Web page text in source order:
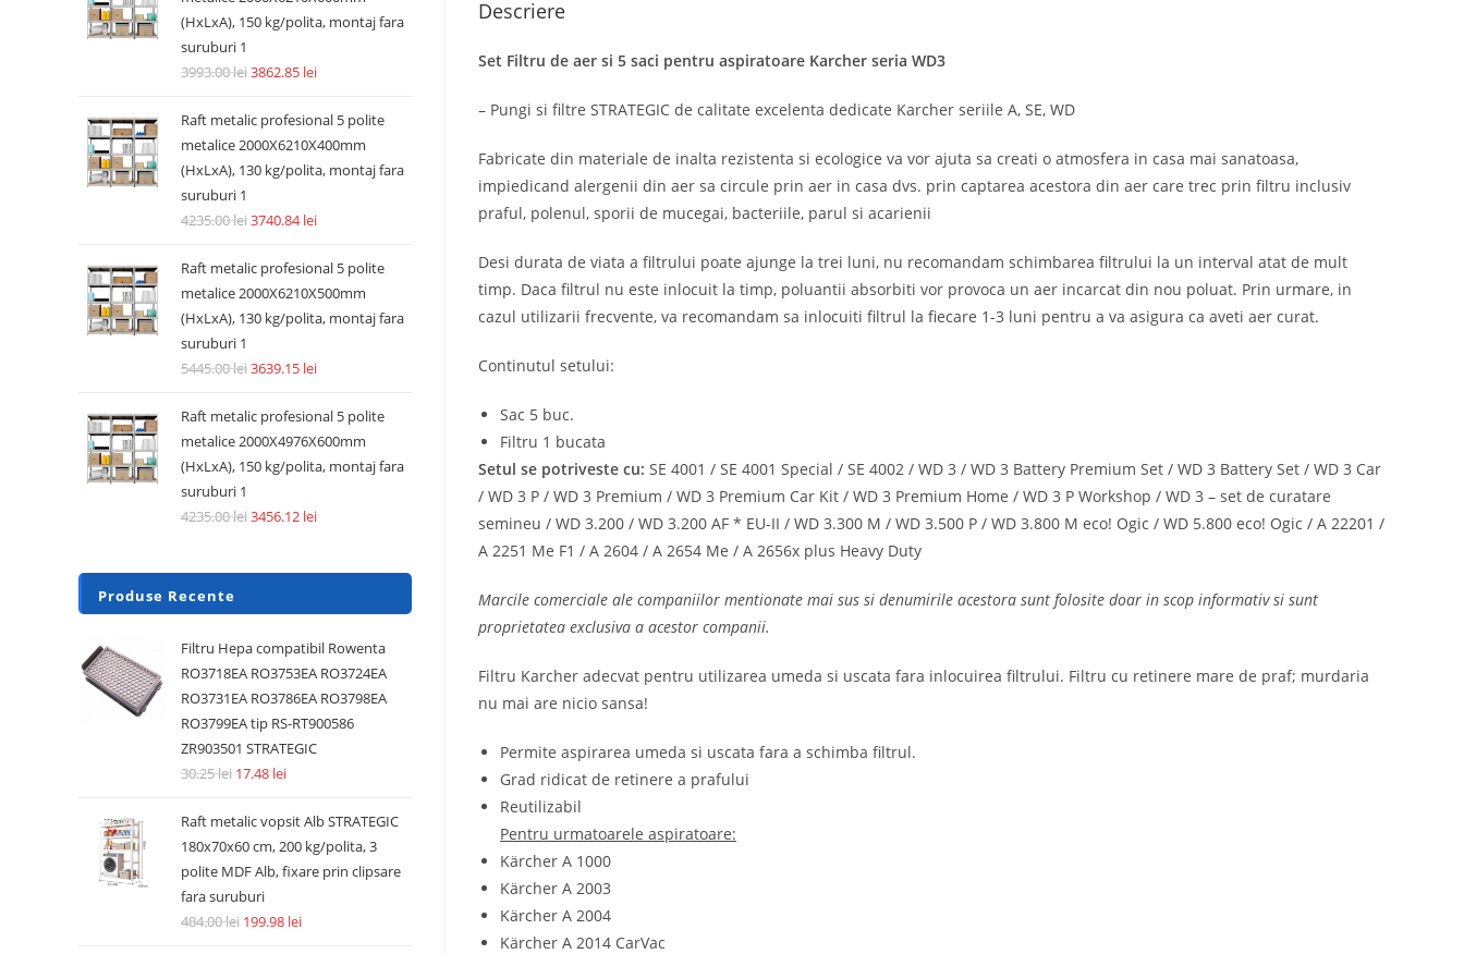
Descriere
Set Filtru de aer si 5 saci pentru aspiratoare Karcher seria WD3
– Pungi si filtre STRATEGIC de calitate excelenta dedicate Karcher seriile A, SE, WD
Fabricate din materiale de inalta rezistenta si ecologice va vor ajuta sa creati o atmosfera in casa mai sanatoasa,
impiedicand alergenii din aer sa circule prin aer in casa dvs. prin captarea acestora din aer care trec prin filtru inclusiv
praful, polenul, sporii de mucegai, bacteriile, parul si acarienii
Desi durata de viata a filtrului poate ajunge la trei luni, nu recomandam schimbarea filtrului la un interval atat de mult
timp. Daca filtrul nu este inlocuit la timp, poluantii absorbiti vor provoca un aer incarcat din nou poluat. Prin urmare, in
cazul utilizarii frecvente, va recomandam sa inlocuiti filtrul la fiecare 1-3 luni pentru a va asigura ca aveti aer curat.
Continutul setului:
Sac 5 buc.
Filtru 1 bucata
Setul se potriveste cu: SE 4001 / SE 4001 Special / SE 4002 / WD 3 / WD 3 Battery Premium Set / WD 3 Battery Set / WD 3 Car
/ WD 3 P / WD 3 Premium / WD 3 Premium Car Kit / WD 3 Premium Home / WD 3 P Workshop / WD 3 – set de curatare
semineu / WD 3.200 / WD 3.200 AF * EU-II / WD 3.300 M / WD 3.500 P / WD 3.800 M eco! Ogic / WD 5.800 eco! Ogic / A 22201 /
A 2251 Me F1 / A 2604 / A 2654 Me / A 2656x plus Heavy Duty
Marcile comerciale ale companiilor mentionate mai sus si denumirile acestora sunt folosite doar in scop informativ si sunt
proprietatea exclusiva a acestor companii.
Filtru Karcher adecvat pentru utilizarea umeda si uscata fara inlocuirea filtrului. Filtru cu retinere mare de praf; murdaria
nu mai are nicio sansa!
Permite aspirarea umeda si uscata fara a schimba filtrul.
Grad ridicat de retinere a prafului
Reutilizabil
Pentru urmatoarele aspiratoare:
Kärcher A 1000
Kärcher A 2003
Kärcher A 2004
Kärcher A 2014 CarVac
(HxLxA), 150 kg/polita, montaj fara
suruburi 1
3993.00lei3862.85 lei
Raft metalic profesional 5 polite
metalice 2000X6210X400mm
(HxLxA), 130 kg/polita, montaj fara
suruburi 1
4235.00lei3740.84lei
Raft metalic profesional 5 polite
metalice 2000X6210X500mm
(HxLxA), 130 kg/polita, montaj fara
suruburi 1
5445.00lei3639.15 lei
Raft metalic profesional 5 polite
metalice 2000X4976X600mm
(HxLxA), 150 kg/polita, montaj fara
suruburi 1
4235.00lei3456.12 lei
Produse Recente
Filtru Hepa compatibil Rowenta
RO3718EA RO3753EA RO3724EA
RO3731EA RO3786EA RO3798EA
RO3799EA tip RS-RT900586
ZR903501 STRATEGIC
30.25lei 17.48 lei
Raft metalic vopsit Alb STRATEGIC
180x70x60 cm, 200 kg/polita, 3
polite MDF Alb, fixare prin clipsare
fara suruburi
484.00lei 199.98 lei